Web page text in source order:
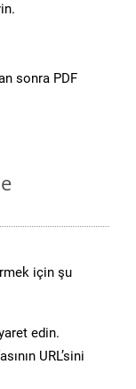
sonra PDF
için şu
edin.
URL’sini